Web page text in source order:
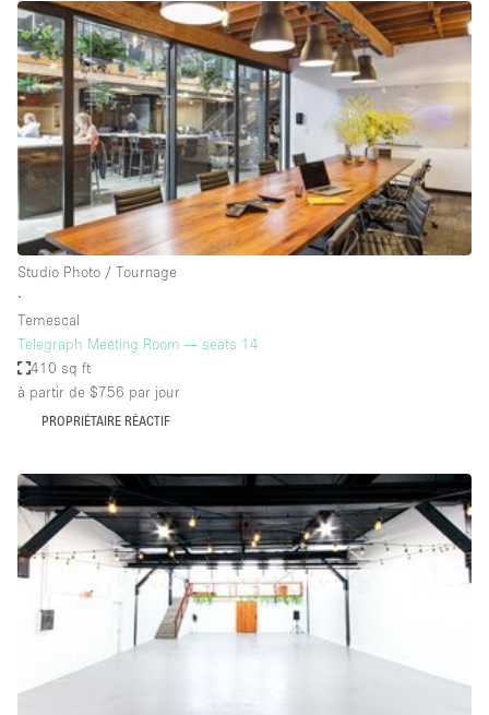
Bureaux
Camion / Fourgon
Commerce
Container
Entrepôt / Espace Stockage / Box
Espace Atypique / Unique
Espace Créatif
Espace Événementiel
Galerie d'art
Kiosque / Stand / Corner
Maison / Villa / Hôtel Particulier
Restaurant / Bar / Café
Rooftop
Salle
Salle de Conférence
Salle de Réunion
Studio Photo / Tournage
∙
Temescal
Telegraph Meeting Room — seats 14
410 sq ft
à partir de $756 par jour
PROPRIÉTAIRE RÉACTIF